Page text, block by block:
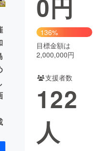
CAMPFIRE Creation
ya コミュニティ
0円
136%
目標金額は
2,000,000円
支援者数
122
人